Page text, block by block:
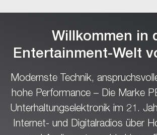
Willkommen in
Entertainment-Welt
Modernste Technik,
hohe Performance – Die Marke
Unterhaltungselektronik im 21.
Internet- und Digitalradios über